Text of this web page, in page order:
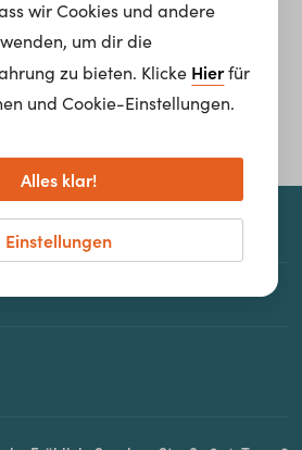
Homepage
wir Cookies und andere
um dir die
zu bieten. Klicke Hierfür
und Cookie-Einstellungen.
Einstellungen
Alles klar!